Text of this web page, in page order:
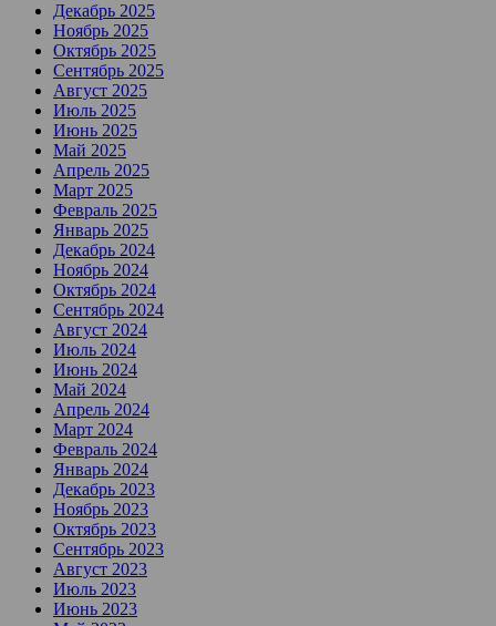
Декабрь 2025
Ноябрь 2025
Октябрь 2025
Сентябрь 2025
Август 2025
Июль 2025
Июнь 2025
Май 2025
Апрель 2025
Март 2025
Февраль 2025
Январь 2025
Декабрь 2024
Ноябрь 2024
Октябрь 2024
Сентябрь 2024
Август 2024
Июль 2024
Июнь 2024
Май 2024
Апрель 2024
Март 2024
Февраль 2024
Январь 2024
Декабрь 2023
Ноябрь 2023
Октябрь 2023
Сентябрь 2023
Август 2023
Июль 2023
Июнь 2023